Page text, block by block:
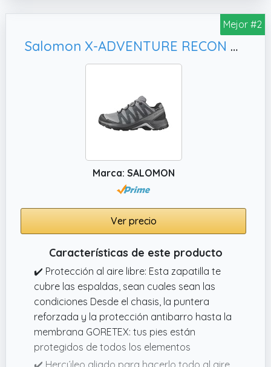
Mejor #2
Salomon X-ADVENTURE RECON Gore-Tex impermeables Zapatillas impermeables de senderismo para mujer
Marca: SALOMON
Ver precio
Características de este producto
✔️ Protección al aire libre: Esta zapatilla te
cubre las espaldas, sean cuales sean las
condiciones Desde el chasis, la puntera
reforzada y la protección antibarro hasta la
membrana GORETEX: tus pies están
protegidos de todos los elementos
✔️ Hercúleo aliado para hacerlo todo al aire